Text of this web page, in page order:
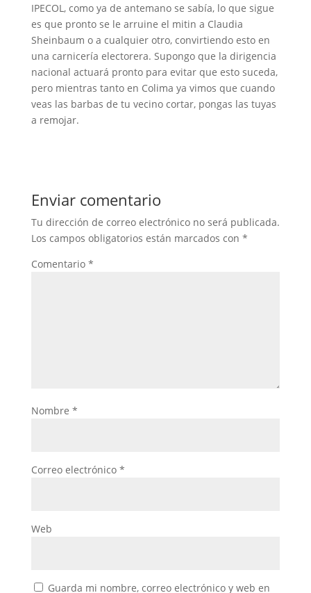
IPECOL, como ya de antemano se sabía, lo que sigue
es que pronto se le arruine el mitin a Claudia
Sheinbaum o a cualquier otro, convirtiendo esto en
una carnicería electorera. Supongo que la dirigencia
nacional actuará pronto para evitar que esto suceda,
pero mientras tanto en Colima ya vimos que cuando
veas las barbas de tu vecino cortar, pongas las tuyas
a remojar.
Enviar comentario
Tu dirección de correo electrónico no será publicada.
Los campos obligatorios están marcados con *
Comentario *
Nombre *
Correo electrónico *
Web
Guarda mi nombre, correo electrónico y web en